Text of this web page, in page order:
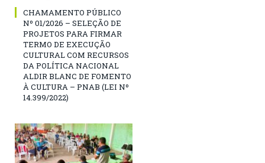
CHAMAMENTO PÚBLICO
Nº 01/2026 – SELEÇÃO DE
PROJETOS PARA FIRMAR
TERMO DE EXECUÇÃO
CULTURAL COM RECURSOS
DA POLÍTICA NACIONAL
ALDIR BLANC DE FOMENTO
À CULTURA – PNAB (LEI Nº
14.399/2022)